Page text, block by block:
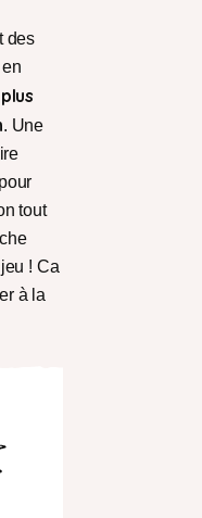
des
. Une
tout
! Ca
à la